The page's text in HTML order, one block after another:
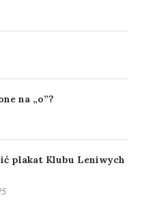
na „o”?
plakat Klubu Leniwych